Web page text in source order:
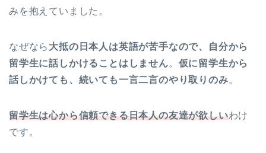
みを抱えていました。
なぜなら 大抵の日本人は英語が苦手なので、自分から
留学生に話しかけることはしません。 仮に留学生から
話しかけても、続いても一言二言のやり取りのみ。
留学生は心から信頼できる日本人の友達が欲しいわけ
です。